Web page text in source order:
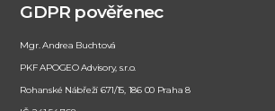
GDPR pověřenec
Mgr. Andrea Buchtová
PKF APOGEO Advisory, s.r.o.
Rohanské Nábřeží 671/15, 186 00 Praha 8